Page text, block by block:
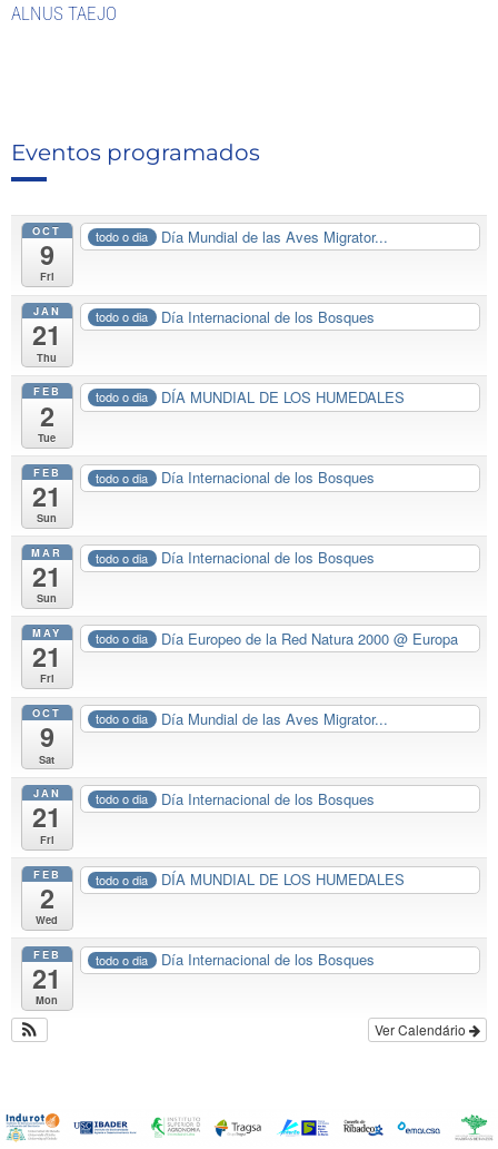
ALNUS TAEJO
Eventos programados
OCT
9
Fri
todo o dia Día Mundial de las Aves Migrator...
JAN
21
Thu
todo o dia Día Internacional de los Bosques
FEB
2
Tue
todo o dia DÍA MUNDIAL DE LOS HUMEDALES
FEB
21
Sun
todo o dia Día Internacional de los Bosques
MAR
21
Sun
todo o dia Día Internacional de los Bosques
MAY
21
Fri
todo o dia Día Europeo de la Red Natura 2000@ Europa
OCT
9
Sat
todo o dia Día Mundial de las Aves Migrator...
JAN
21
Fri
todo o dia Día Internacional de los Bosques
FEB
2
Wed
todo o dia DÍA MUNDIAL DE LOS HUMEDALES
FEB
21
Mon
todo o dia Día Internacional de los Bosques
Ver Calendário